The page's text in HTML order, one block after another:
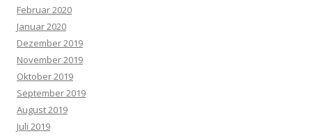
Februar 2020
Januar 2020
Dezember 2019
November 2019
Oktober 2019
September 2019
August 2019
Juli 2019